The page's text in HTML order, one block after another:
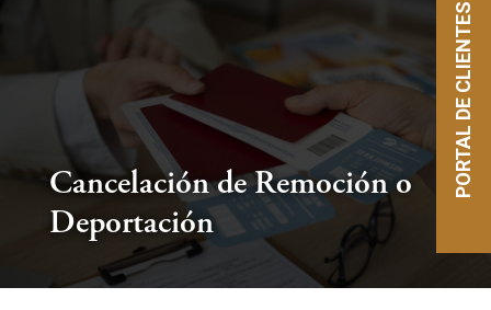
Cancelación de Remoción o
Deportación
PORTAL DE CLIENTES